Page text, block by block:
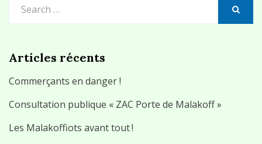
for:
Articles récents
Commerçants en danger !
Consultation publique « ZAC Porte de Malakoff »
Les Malakoffiots avant tout !